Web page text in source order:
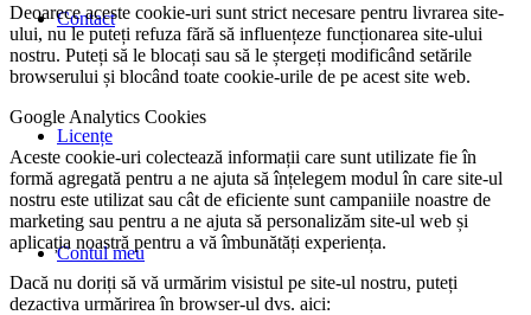
Contact
Licențe
Contul meu
Deoarece aceste cookie-uri sunt strict necesare pentru livrarea site-
ului, nu le puteți refuza fără să influențeze funcționarea site-ului
nostru. Puteți să le blocați sau să le ștergeți modificând setările
browserului și blocând toate cookie-urile de pe acest site web.
Google Analytics Cookies
Aceste cookie-uri colectează informații care sunt utilizate fie în
formă agregată pentru a ne ajuta să înțelegem modul în care site-ul
nostru este utilizat sau cât de eficiente sunt campaniile noastre de
marketing sau pentru a ne ajuta să personalizăm site-ul web și
aplicația noastră pentru a vă îmbunătăți experiența.
Dacă nu doriți să vă urmărim visistul pe site-ul nostru, puteți
dezactiva urmărirea în browser-ul dvs. aici: